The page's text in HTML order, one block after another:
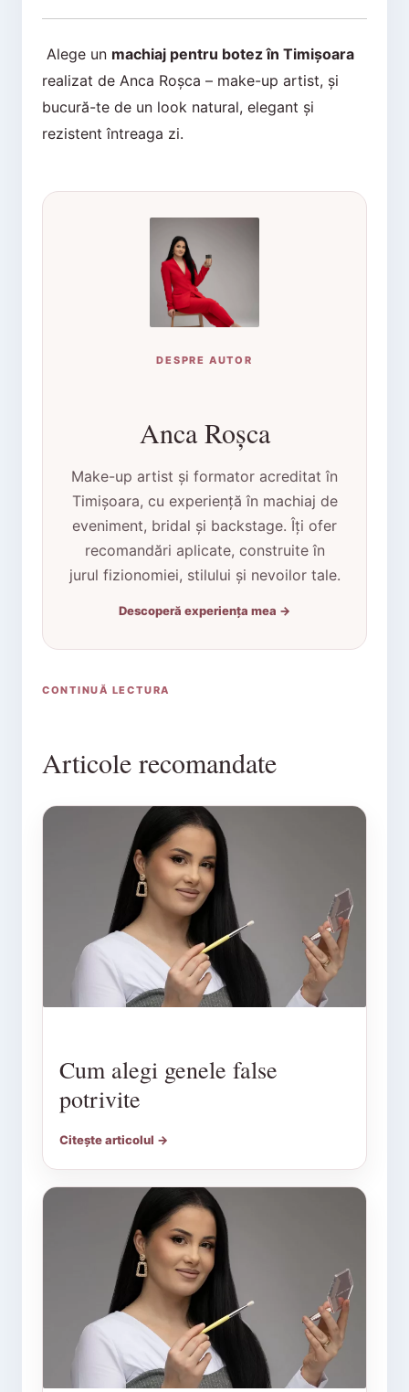
Alege un machiaj pentru botez în Timișoara
realizat de Anca Roșca – make-up artist, și
bucură-te de un look natural, elegant și
rezistent întreaga zi.
DESPRE AUTOR
Anca Roșca
Make-up artist și formator acreditat în
Timișoara, cu experiență în machiaj de
eveniment, bridal și backstage. Îți ofer
recomandări aplicate, construite în
jurul fizionomiei, stilului și nevoilor tale.
Descoperă experiența mea →
CONTINUĂ LECTURA
Articole recomandate
Cum alegi genele false
potrivite
Citește articolul →